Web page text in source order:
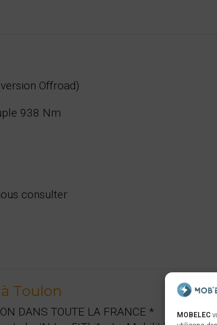
MOBELEC
Offroad)
938 Nm
consulter
Toulon
DANS TOUTE LA FRANCE *